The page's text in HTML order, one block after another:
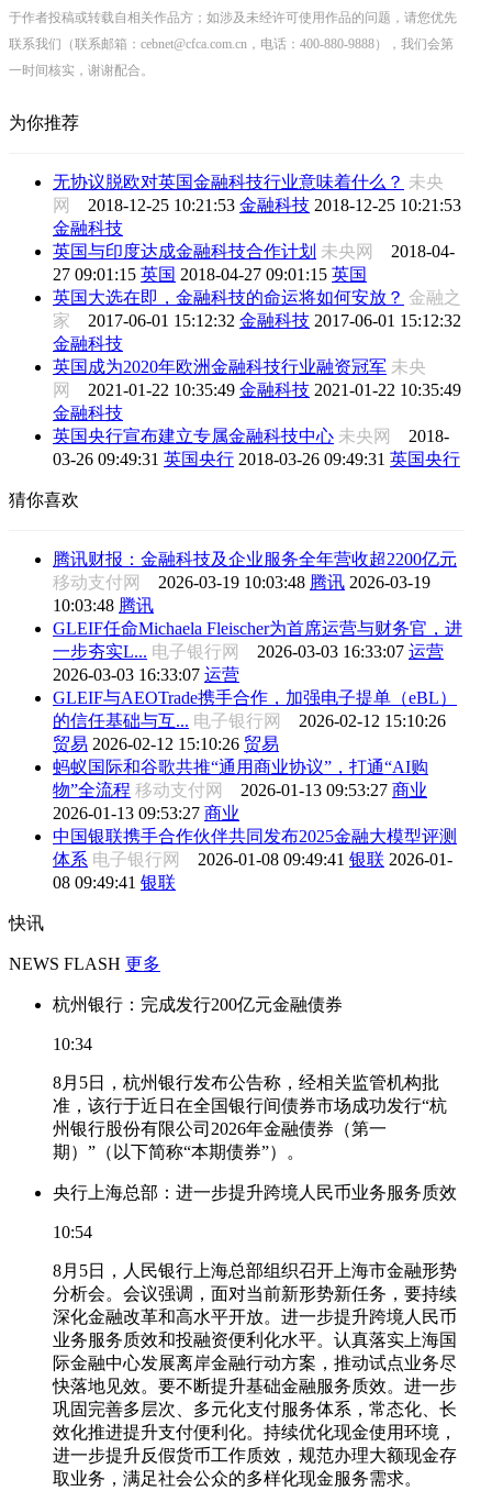
于作者投稿或转载自相关作品方；如涉及未经许可使用作品的问题，请您优先
联系我们（联系邮箱：cebnet@cfca.com.cn，电话：400-880-9888），我们会第
一时间核实，谢谢配合。
为你推荐
无协议脱欧对英国金融科技行业意味着什么？ 未央
网 2018-12-25 10:21:53 金融科技 2018-12-25 10:21:53
金融科技
英国与印度达成金融科技合作计划 未央网 2018-04-
27 09:01:15 英国 2018-04-27 09:01:15 英国
英国大选在即，金融科技的命运将如何安放？ 金融之
家 2017-06-01 15:12:32 金融科技 2017-06-01 15:12:32
金融科技
英国成为2020年欧洲金融科技行业融资冠军 未央
网 2021-01-22 10:35:49 金融科技 2021-01-22 10:35:49
金融科技
英国央行宣布建立专属金融科技中心 未央网 2018-
03-26 09:49:31 英国央行 2018-03-26 09:49:31 英国央行
猜你喜欢
腾讯财报：金融科技及企业服务全年营收超2200亿元
移动支付网 2026-03-19 10:03:48 腾讯 2026-03-19
10:03:48 腾讯
GLEIF任命Michaela Fleischer为首席运营与财务官，进
一步夯实L... 电子银行网 2026-03-03 16:33:07 运营
2026-03-03 16:33:07 运营
GLEIF与AEOTrade携手合作，加强电子提单（eBL）
的信任基础与互... 电子银行网 2026-02-12 15:10:26
贸易 2026-02-12 15:10:26 贸易
蚂蚁国际和谷歌共推“通用商业协议”，打通“AI购
物”全流程 移动支付网 2026-01-13 09:53:27 商业
2026-01-13 09:53:27 商业
中国银联携手合作伙伴共同发布2025金融大模型评测
体系 电子银行网 2026-01-08 09:49:41 银联 2026-01-
08 09:49:41 银联
快讯
NEWS FLASH 更多
杭州银行：完成发行200亿元金融债券
10:34
8月5日，杭州银行发布公告称，经相关监管机构批
准，该行于近日在全国银行间债券市场成功发行“杭
州银行股份有限公司2026年金融债券（第一
期）”（以下简称“本期债券”）。
央行上海总部：进一步提升跨境人民币业务服务质效
10:54
8月5日，人民银行上海总部组织召开上海市金融形势
分析会。会议强调，面对当前新形势新任务，要持续
深化金融改革和高水平开放。进一步提升跨境人民币
业务服务质效和投融资便利化水平。认真落实上海国
际金融中心发展离岸金融行动方案，推动试点业务尽
快落地见效。要不断提升基础金融服务质效。进一步
巩固完善多层次、多元化支付服务体系，常态化、长
效化推进提升支付便利化。持续优化现金使用环境，
进一步提升反假货币工作质效，规范办理大额现金存
取业务，满足社会公众的多样化现金服务需求。